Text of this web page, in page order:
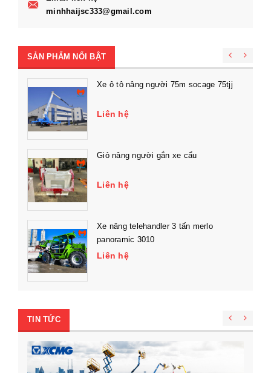
minhhaijsc333@gmail.com
SẢN PHẨM NỔI BẬT
Xe ô tô nâng người 75m socage 75tjj
Liên hệ
Giỏ nâng người gắn xe cẩu
Liên hệ
Xe nâng telehandler 3 tấn merlo
panoramic 3010
Liên hệ
TIN TỨC